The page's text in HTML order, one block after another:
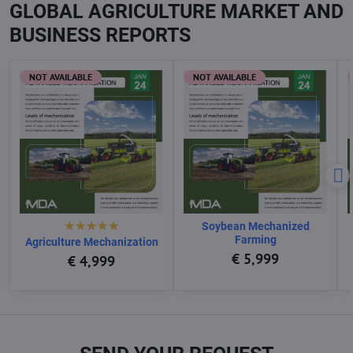
GLOBAL AGRICULTURE MARKET AND
BUSINESS REPORTS
NOT AVAILABLE
Agriculture Mechanization
€ 4,999
NOT AVAILABLE
Soybean Mechanized
Farming
€ 5,999